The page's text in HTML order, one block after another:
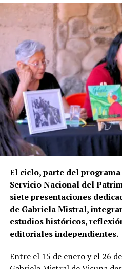
El ciclo, parte del programa
Servicio Nacional del
siete presentaciones
de Gabriela Mistral,
estudios históricos,
editoriales independientes.
Entre el 15 de enero y el 26